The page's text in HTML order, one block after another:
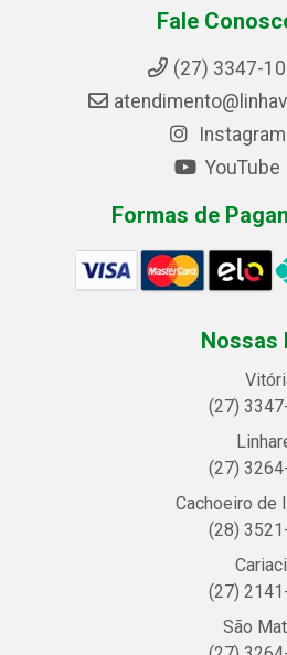
Fale
(27) 3347-
Instagram
YouTube
Formas de
Nossas
(27)
(27)
Cachoeiro de
(28)
(27)
São